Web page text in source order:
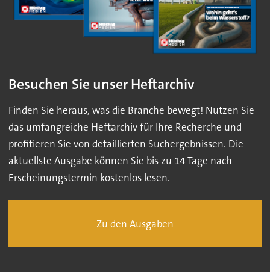
Besuchen Sie unser Heftarchiv
Finden Sie heraus, was die Branche bewegt! Nutzen Sie
das umfangreiche Heftarchiv für Ihre Recherche und
profitieren Sie von detaillierten Suchergebnissen. Die
aktuellste Ausgabe können Sie bis zu 14 Tage nach
Erscheinungstermin kostenlos lesen.
Zu den Ausgaben